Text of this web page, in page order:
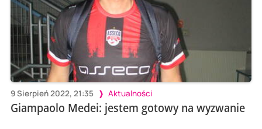
9 Sierpień 2022, 21:35 Aktualności
Giampaolo Medei: jestem gotowy na wyzwanie